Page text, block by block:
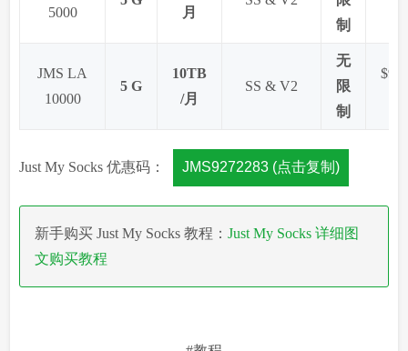
5000
月
制
JMS LA
10000
5 G
10TB
/月
SS & V2
无
限
制
Just My Socks 优惠码： JMS9272283 (点击复制)
新手购买 Just My Socks 教程：Just My Socks 详细图
文购买教程